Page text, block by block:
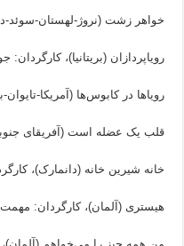
خواهر زشت (نروژ-لهستان-سوئد-
رویاپردازان (بریتانیا)، کارگردان:
رویاها در کابوس‌ها (آمریکا-
قلب یک عضله است (آفریقای
خانه شیرین خانه (دانمارک)،
هیستری (آلمان)، کارگردان: مهمت